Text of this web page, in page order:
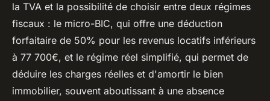
la TVA et la possibilité de choisir entre deux régimes
fiscaux : le micro-BIC, qui offre une déduction
forfaitaire de 50% pour les revenus locatifs inférieurs
à 77 700€, et le régime réel simplifié, qui permet de
déduire les charges réelles et d'amortir le bien
immobilier, souvent aboutissant à une absence